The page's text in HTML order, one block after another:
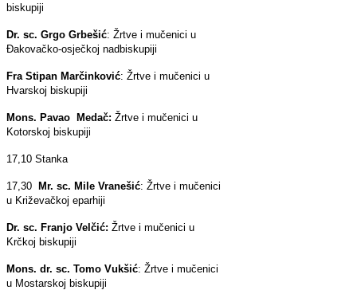
biskupiji
Dr. sc. Grgo Grbešić: Žrtve i mučenici u
Đakovačko-osječkoj nadbiskupiji
Fra Stipan Marčinković: Žrtve i mučenici u
Hvarskoj biskupiji
Mons. Pavao Medač: Žrtve i mučenici u
Kotorskoj biskupiji
17,10 Stanka
17,30 Mr. sc. Mile Vranešić: Žrtve i mučenici
u Križevačkoj eparhiji
Dr. sc. Franjo Velčić: Žrtve i mučenici u
Krčkoj biskupiji
Mons. dr. sc. Tomo Vukšić: Žrtve i mučenici
u Mostarskoj biskupiji